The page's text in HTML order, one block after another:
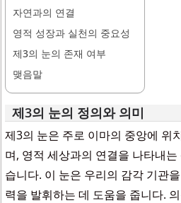
자연과의 연결
영적 성장과 실천의 중요성
제3의 눈의 존재 여부
맺음말
제3의 눈의 정의와 의미
제3의 눈은 주로 이마의 중앙에 위
며, 영적 세상과의 연결을 나타내
습니다. 이 눈은 우리의 감각 기관
력을 발휘하는 데 도움을 줍니다.